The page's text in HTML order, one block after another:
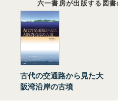
六一書房が出版する図書
古代の交通路から見た大
阪湾沿岸の古墳